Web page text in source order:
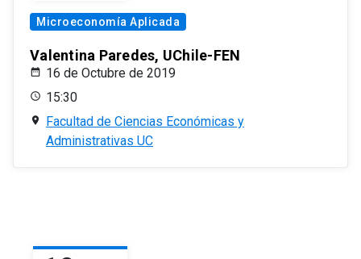
Microeconomía Aplicada
Valentina Paredes, UChile-FEN
16 de Octubre de 2019
15:30
Facultad de Ciencias Económicas y
Administrativas UC